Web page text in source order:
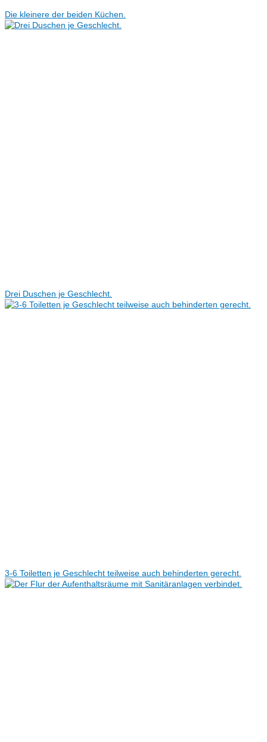
Die kleinere der beiden Küchen.
Drei Duschen je Geschlecht.
3-6 Toiletten je Geschlecht teilweise auch behinderten gerecht.